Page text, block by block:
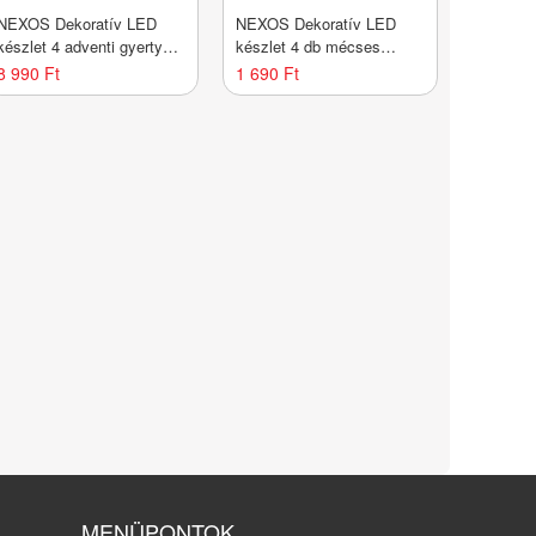
Dekoratív LED
4 adventi gyertya
990 Ft
NEXOS Dekoratív LED
készlet 4 db mécses
meleg fehér
1 690 Ft